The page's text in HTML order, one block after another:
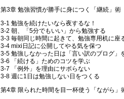
第3章 勉強習慣が勝手に身につく「継続」術
3-1 勉強を続けたいなら夜するな！
3-2 朝、「5分でもいい」から勉強する
3-3 毎朝同じ時間に起きて、勉強専用机に座
3-4 mixi日記に公開してやる気を保つ
3-5 勉強しなかった日は「言い訳のブログ」
3-6 「続ける」ためのコツを学ぶ
3-7 「例外」を理由にサボらない
3-8 週に1日は勉強しない日をつくる
第4章 限られた時間を目一杯使う「ながら」